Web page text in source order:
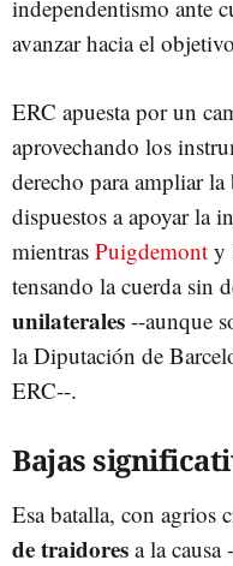
independentismo ante
avanzar hacia el
ERC apuesta por un
aprovechando los
derecho para ampliar la
dispuestos a apoyar la
mientras Puigdemont y
tensando la cuerda sin
unilaterales --aunque
la Diputación de
ERC--.
Bajas
Esa batalla, con agrios
de traidores a la causa